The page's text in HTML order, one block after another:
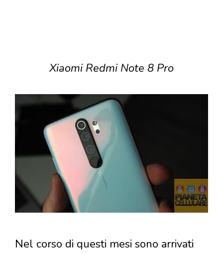
Xiaomi Redmi Note 8 Pro
Nel corso di questi mesi sono arrivati